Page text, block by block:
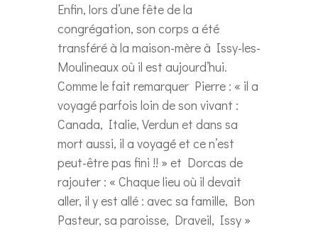
Enfin, lors d’une fête de la
congrégation, son corps a été
transféré à la maison-mère à Issy-les-
Moulineaux où il est aujourd’hui.
Comme le fait remarquer Pierre : « il a
voyagé parfois loin de son vivant :
Canada, Italie, Verdun et dans sa
mort aussi, il a voyagé et ce n’est
peut-être pas fini !! » et Dorcas de
rajouter : « Chaque lieu où il devait
aller, il y est allé : avec sa famille, Bon
Pasteur, sa paroisse, Draveil, Issy »